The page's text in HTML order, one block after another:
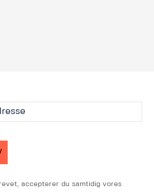
accepterer du samtidig vores